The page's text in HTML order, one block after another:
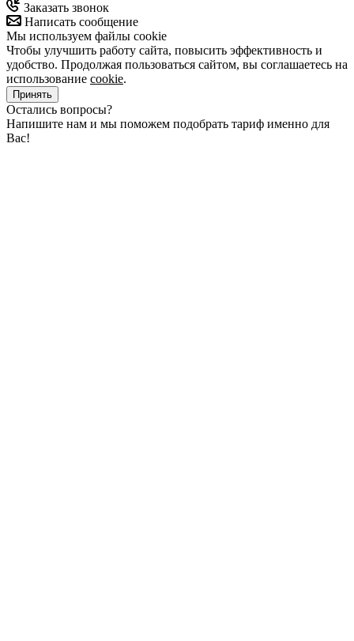
Заказать звонок
Написать сообщение
Мы используем файлы cookie
Чтобы улучшить работу сайта, повысить эффективность и
удобство. Продолжая пользоваться сайтом, вы соглашаетесь на
использование cookie.
Принять
Остались вопросы?
Напишите нам и мы поможем подобрать тариф именно для
Вас!